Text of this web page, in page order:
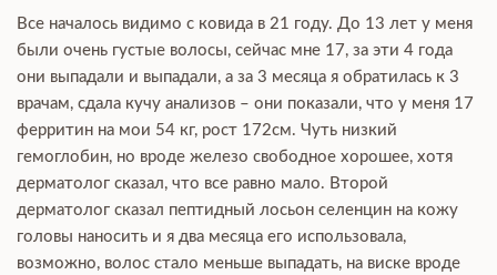
Все началось видимо с ковида в 21 году. До 13 лет у меня
были очень густые волосы, сейчас мне 17, за эти 4 года
они выпадали и выпадали, а за 3 месяца я обратилась к 3
врачам, сдала кучу анализов – они показали, что у меня 17
ферритин на мои 54 кг, рост 172см. Чуть низкий
гемоглобин, но вроде железо свободное хорошее, хотя
дерматолог сказал, что все равно мало. Второй
дерматолог сказал пептидный лосьон селенцин на кожу
головы наносить и я два месяца его использовала,
возможно, волос стало меньше выпадать, на виске вроде